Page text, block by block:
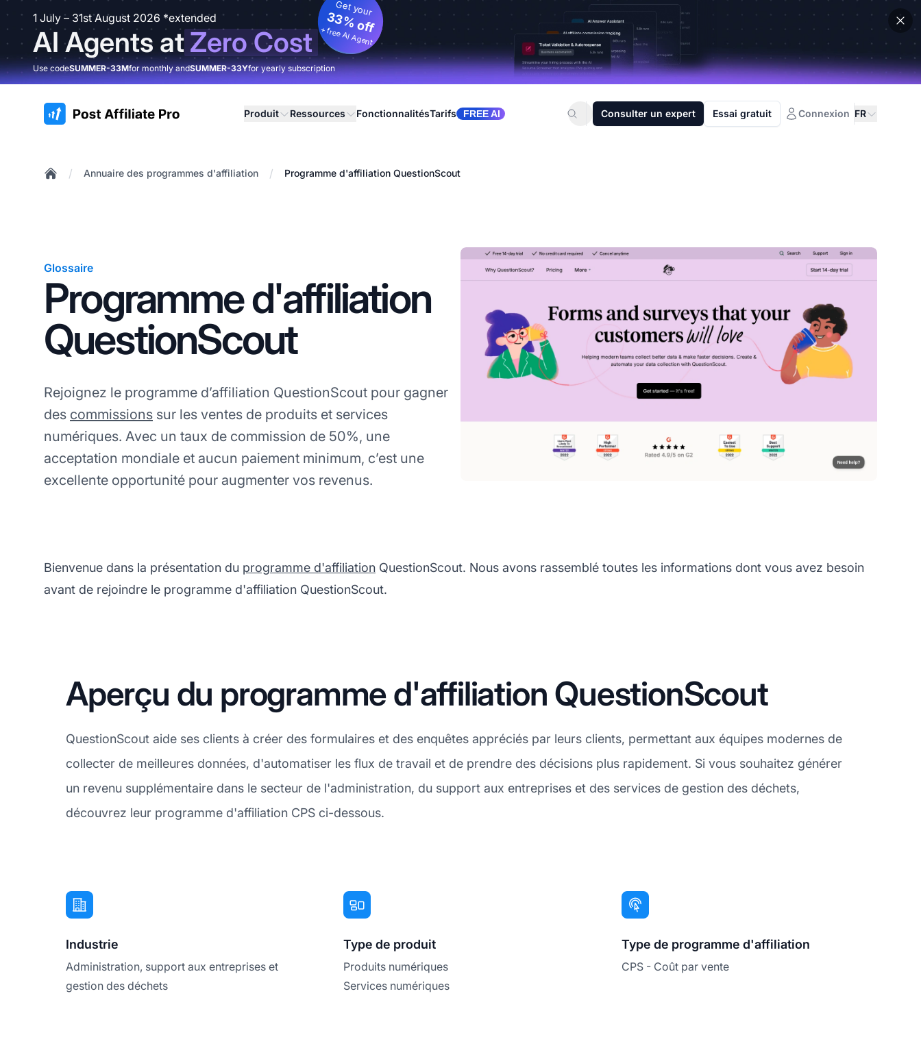
1 July – 31st August 2026 *extended
AI Agents atZero Cost
Get your
33% off
+ free AI Agent
Use codeSUMMER-33Mfor monthly andSUMMER-33Yfor yearly subscription
:site.title Produit Ressources FonctionnalitésTarifs FREE AI Consulter un expert Essai gratuit Connexion FR
/ Annuaire des programmes d'affiliation / Programme d'affiliation QuestionScout
Glossaire
Programme d'affiliation
QuestionScout
Rejoignez le programme d’affiliation QuestionScout pour gagner
des commissions sur les ventes de produits et services
numériques. Avec un taux de commission de 50%, une
acceptation mondiale et aucun paiement minimum, c’est une
excellente opportunité pour augmenter vos revenus.
Bienvenue dans la présentation du programme d'affiliation QuestionScout. Nous avons rassemblé toutes les informations dont vous avez besoin
avant de rejoindre le programme d'affiliation QuestionScout.
Aperçu du programme d'affiliation QuestionScout
QuestionScout aide ses clients à créer des formulaires et des enquêtes appréciés par leurs clients, permettant aux équipes modernes de
collecter de meilleures données, d'automatiser les flux de travail et de prendre des décisions plus rapidement. Si vous souhaitez générer
un revenu supplémentaire dans le secteur de l'administration, du support aux entreprises et des services de gestion des déchets,
découvrez leur programme d'affiliation CPS ci-dessous.
Industrie
Administration, support aux entreprises et
gestion des déchets
Type de produit
Produits numériques
Services numériques
Type de programme d'affiliation
CPS - Coût par vente